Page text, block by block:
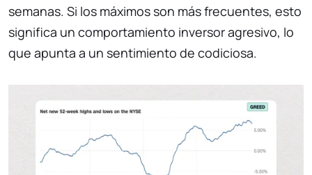
semanas. Si los máximos son más frecuentes, esto
significa un comportamiento inversor agresivo, lo
que apunta a un sentimiento de codiciosa.